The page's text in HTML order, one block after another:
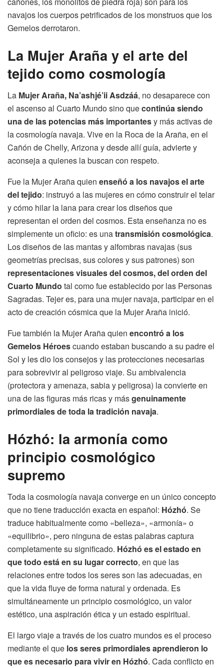
navajos los cuerpos petrificados de los monstruos que los
Gemelos derrotaron.
La Mujer Araña y el arte del
tejido como cosmología
La Mujer Araña, Na’ashjé’ii Asdzáá, no desaparece con
el ascenso al Cuarto Mundo sino quecontinúa siendo
una de las potencias más importantesy más activas de
la cosmología navaja. Vive en la Roca de la Araña, en el
Cañón de Chelly, Arizona y desde allí guía, advierte y
aconseja a quienes la buscan con respeto.
Fue la Mujer Araña quien enseñó a los navajos el arte
del tejido: instruyó a las mujeres en cómo construir el telar
y cómo hilar la lana para crear los diseños que
representan el orden del cosmos. Esta enseñanza no es
simplemente un oficio: es unatransmisión cosmológica.
Los diseños de las mantas y alfombras navajas (sus
geometrías precisas, sus colores y sus patrones) son
representaciones visuales del cosmos, del orden del
Cuarto Mundo tal como fue establecido por las Personas
Sagradas. Tejer es, para una mujer navaja, participar en el
acto de creación cósmica que la Mujer Araña inició.
Fue también la Mujer Araña quien encontró a los
Gemelos Héroescuando estaban buscando a su padre el
Sol y les dio los consejos y las protecciones necesarias
para sobrevivir al peligroso viaje. Su ambivalencia
(protectora y amenaza, sabia y peligrosa) la convierte en
una de las figuras más ricas y másgenuinamente
primordiales de toda la tradición navaja.
Hózhó: la armonía como
principio cosmológico
supremo
Toda la cosmología navaja converge en un único concepto
que no tiene traducción exacta en español: Hózhó. Se
traduce habitualmente como «belleza», «armonía» o
«equilibrio», pero ninguna de estas palabras captura
completamente su significado. Hózhó es el estado en
que todo está en su lugar correcto, en que las
relaciones entre todos los seres son las adecuadas, en
que la vida fluye de forma natural y ordenada. Es
simultáneamente un principio cosmológico, un valor
estético, una aspiración ética y un estado espiritual.
El largo viaje a través de los cuatro mundos es el proceso
mediante el que los seres primordiales aprendieron lo
que es necesario para vivir en Hózhó. Cada conflicto en